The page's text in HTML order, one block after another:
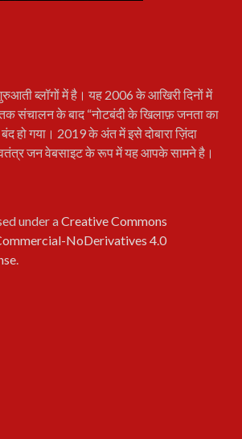
ब्लॉगों में है। यह 2006 के आखिरी दिनों में
संचालन के बाद “नोटबंदी के खिलाफ़ जनता का
हो गया। 2019 के अंत में इसे दोबारा ज़िंदा
जन वेबसाइट के रूप में यह आपके सामने है।
under aCreative Commons
NoDerivatives 4.0
.